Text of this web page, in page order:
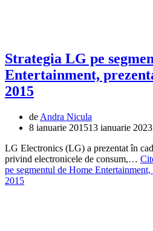
Strategia LG pe
Entertainment,
2015
de Andra Nicula
8 ianuarie 201513 ianuarie 2023
LG Electronics (LG) a prezentat în
privind electronicele de consum,…
pe segmentul de Home
2015